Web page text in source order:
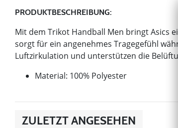
PRODUKTBESCHREIBUNG:
Mit dem Trikot Handball Men bringt Asics
sorgt für ein angenehmes Tragegefühl
Luftzirkulation und unterstützen die
Material: 100% Polyester
ZULETZT ANGESEHEN